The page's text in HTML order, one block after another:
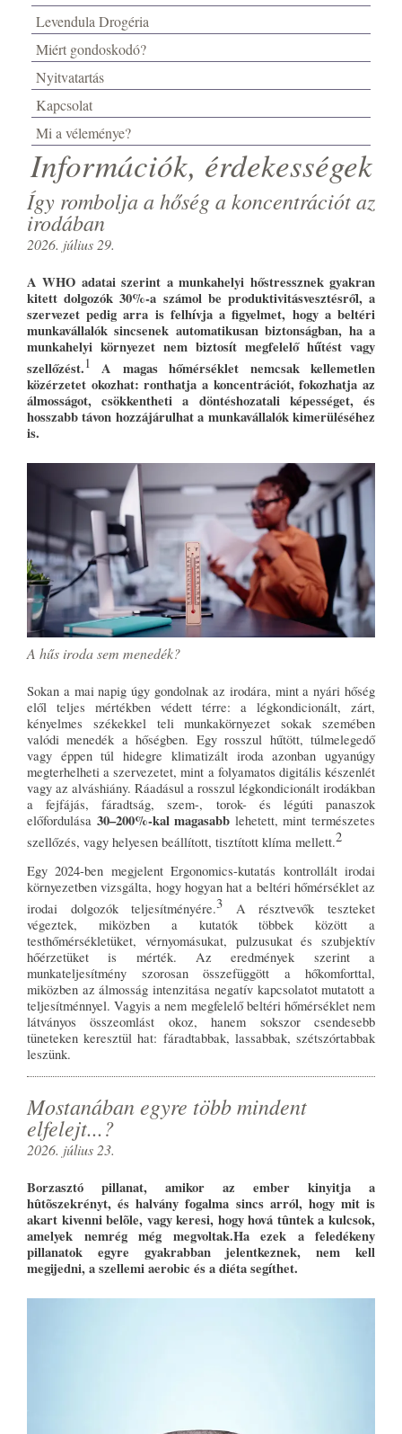
Levendula Drogéria
Miért gondoskodó?
Nyitvatartás
Kapcsolat
Mi a véleménye?
Információk, érdekességek
Így rombolja a hőség a koncentrációt az
irodában
2026. július 29.
A WHO adatai szerint a munkahelyi hőstressznek gyakran
kitett dolgozók 30%-a számol be produktivitásvesztésről, a
szervezet pedig arra is felhívja a figyelmet, hogy a beltéri
munkavállalók sincsenek automatikusan biztonságban, ha a
munkahelyi környezet nem biztosít megfelelő hűtést vagy
szellőzést.1
A magas hőmérséklet nemcsak kellemetlen
közérzetet okozhat: ronthatja a koncentrációt, fokozhatja az
álmosságot, csökkentheti a döntéshozatali képességet, és
hosszabb távon hozzájárulhat a munkavállalók kimerüléséhez
is.
A hűs iroda sem menedék?
Sokan a mai napig úgy gondolnak az irodára, mint a nyári hőség
elől teljes mértékben védett térre: a légkondicionált, zárt,
kényelmes székekkel teli munkakörnyezet sokak szemében
valódi menedék a hőségben. Egy rosszul hűtött, túlmelegedő
vagy éppen túl hidegre klimatizált iroda azonban ugyanúgy
megterhelheti a szervezetet, mint a folyamatos digitális készenlét
vagy az alváshiány. Ráadásul a rosszul légkondicionált irodákban
a fejfájás, fáradtság, szem-, torok- és légúti panaszok
előfordulása 30–200%-kal magasabb lehetett, mint természetes
szellőzés, vagy helyesen beállított, tisztított klíma mellett.2
Egy 2024-ben megjelent Ergonomics-kutatás kontrollált irodai
környezetben vizsgálta, hogy hogyan hat a beltéri hőmérséklet az
irodai dolgozók teljesítményére.3 A résztvevők teszteket
végeztek, miközben a kutatók többek között a
testhőmérsékletüket, vérnyomásukat, pulzusukat és szubjektív
hőérzetüket is mérték. Az eredmények szerint a
munkateljesítmény szorosan összefüggött a hőkomforttal,
miközben az álmosság intenzitása negatív kapcsolatot mutatott a
teljesítménnyel. Vagyis a nem megfelelő beltéri hőmérséklet nem
látványos összeomlást okoz, hanem sokszor csendesebb
tüneteken keresztül hat: fáradtabbak, lassabbak, szétszórtabbak
leszünk.
Mostanában egyre több mindent
elfelejt...?
2026. július 23.
Borzasztó pillanat, amikor az ember kinyitja a
hûtõszekrényt, és halvány fogalma sincs arról, hogy mit is
akart kivenni belõle, vagy keresi, hogy hová tûntek a kulcsok,
amelyek nemrég még megvoltak.Ha ezek a feledékeny
pillanatok egyre gyakrabban jelentkeznek, nem kell
megijedni, a szellemi aerobic és a diéta segíthet.